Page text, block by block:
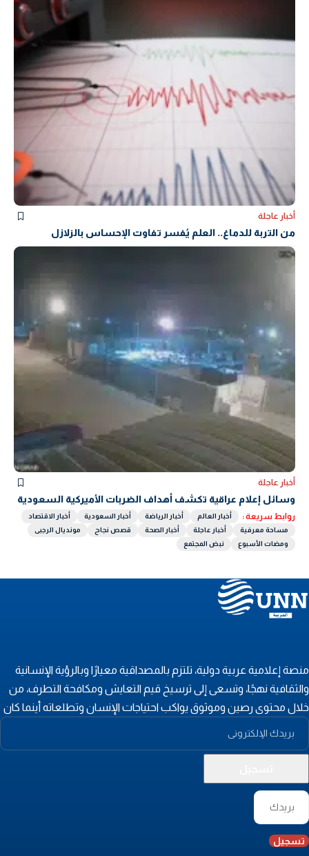
أخبار عاجلة
من التربة للدماغ.. العلم يُفسر تفاوت الإحساس بالزلازل
أخبار عاجلة
وسائل إعلام عراقية تكشف أهداف الضربات الأميركية السعودية
روابط سريعة : أخبار العالم أخبار الرياضة أخبار السعودية
أخبار الاقتصاد
مساحة معرفية
أخبار عاجلة أخبار الصحة قصص نجاح
مونديال الرجبى
ومضات الأسبوع
نبض المجتمع
إعلامية عربية دولية، تلتزم بالمصداقية معيارًا وبالرؤية الإنسانية
نهجًا، وتسعى إلى ترسيخ قيم التعايش ومكافحة التطرف، من
محتوى رصين وموثوق يواكب احتياجات الإنسان وتطلعاته أينما كان
تسجيل